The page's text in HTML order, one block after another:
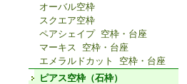
オーバル空枠
スクエア空枠
ペアシェイプ 空枠・台座
マーキス 空枠・台座
エメラルドカット 空枠・台座
ピアス空枠（石枠）